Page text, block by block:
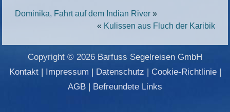
Dominika, Fahrt auf dem Indian River »
« Kulissen aus Fluch der Karibik
Copyright © 2026 Barfuss Segelreisen GmbH
Kontakt| Impressum | Datenschutz | Cookie-Richtlinie|
AGB | Befreundete Links